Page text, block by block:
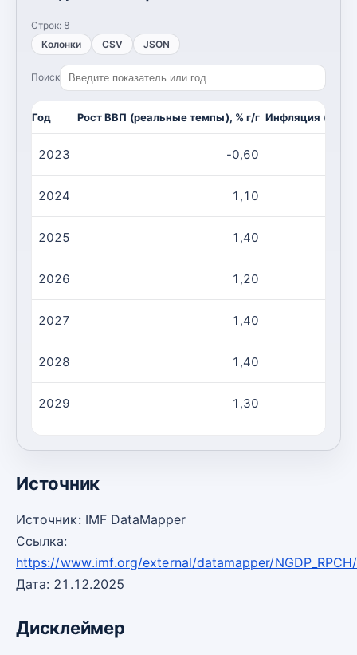
Строк: 8
Колонки
CSV JSON
Поиск
Год Рост ВВП (реальные темпы), % г/г Инфляция (CPI,
2023 -0,60
2024 1,10
2025 1,40
2026 1,20
2027 1,40
2028 1,40
2029 1,30
Источник
Источник: IMF DataMapper
Ссылка:
https://www.imf.org/external/datamapper/
Дата: 21.12.2025
Дисклеймер